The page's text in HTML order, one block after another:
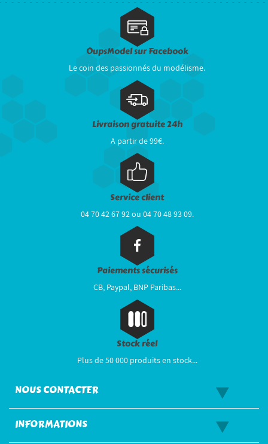
OupsModel sur Facebook
Le coin des passionnés du modélisme.
Livraison gratuite 24h
A partir de 99€.
Service client
04 70 42 67 92 ou 04 70 48 93 09.
Paiements sécurisés
CB, Paypal, BNP Paribas...
Stock réel
Plus de 50 000 produits en stock...
NOUS CONTACTER
INFORMATIONS